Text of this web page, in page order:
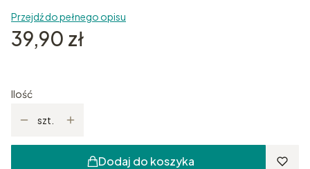
Przejdź do pełnego opisu
Cena
39,90 zł
Ilość
szt.
Dodaj do koszyka